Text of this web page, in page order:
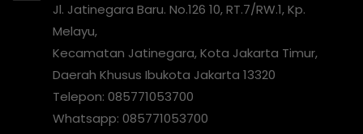
Jl. Jatinegara Baru. No.126 10, RT.7/RW.1, Kp.
Melayu,
Kecamatan Jatinegara, Kota Jakarta Timur,
Daerah Khusus Ibukota Jakarta 13320
Telepon: 085771053700
Whatsapp: 085771053700